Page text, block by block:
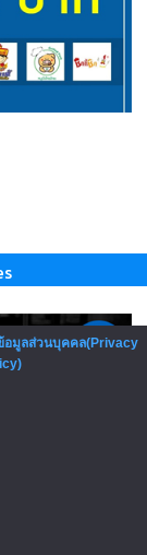
อมูลส่วนบุคคล(Privacy